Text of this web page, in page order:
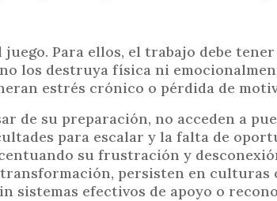
Para ellos, el trabajo debe
los destruya física ni
estrés crónico o pérdida de
de su preparación, no acceden a
para escalar y la falta de
su frustración y
persisten en culturas
sistemas efectivos de apoyo o